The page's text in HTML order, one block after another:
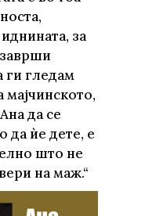
за
ги гледам
мајчинското,
да се
да ѝе дете, е
што не
на маж.“